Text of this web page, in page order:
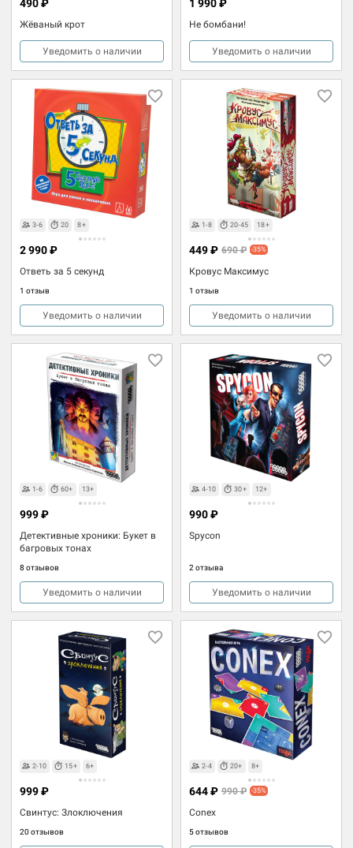
Жёваный крот
490 ₽
Уведомить о наличии
Не бомбани!
1 990 ₽
Уведомить о наличии
3-6 20 8+
Ответь за 5 секунд
1 отзыв
2 990 ₽
Уведомить о наличии
1-8 20-45 18+
Кровус Максимус
1 отзыв
449 ₽ 690 ₽ -35%
Уведомить о наличии
1-6 60+ 13+
Детективные хроники: Букет в
багровых тонах
8 отзывов
999 ₽
Уведомить о наличии
4-10 30+ 12+
Spycon
2 отзыва
990 ₽
Уведомить о наличии
2-10 15+ 6+
Свинтус: Злоключения
20 отзывов
999 ₽
2-4 20+ 8+
Conex
5 отзывов
644 ₽ 990 ₽ -35%